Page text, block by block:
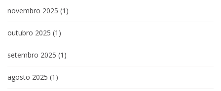
novembro 2025 (1)
outubro 2025 (1)
setembro 2025 (1)
agosto 2025 (1)